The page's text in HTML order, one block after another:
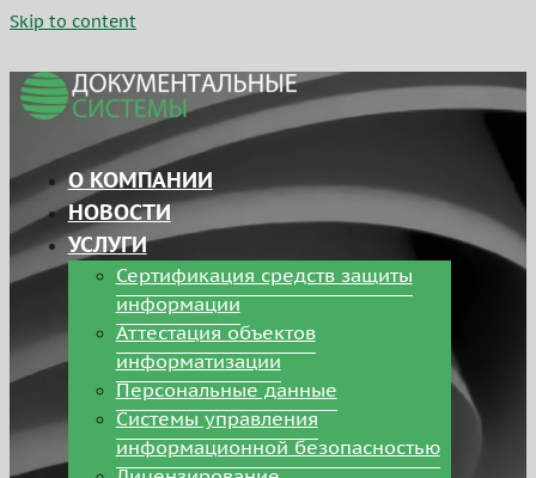
Skip to content
О КОМПАНИИ
НОВОСТИ
УСЛУГИ
Сертификация средств защиты
информации
Аттестация объектов
информатизации
Персональные данные
Системы управления
информационной безопасностью